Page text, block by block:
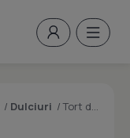
/ Dulciuri /Tort de Cafea